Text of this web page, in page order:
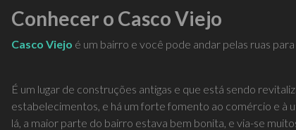
Conhecer o Casco Viejo
Casco Viejo é um bairro e você pode andar pelas ruas
É um lugar de construções antigas e que está sendo
estabelecimentos, e há um forte fomento ao comércio e à
lá, a maior parte do bairro estava bem bonita, e via-se